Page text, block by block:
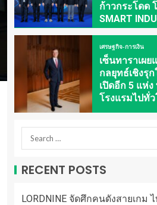
ก้าวกระโดด
SMART
เศรษฐกิจ-การเงิน
เซ็นทาราเผ
กลยุทธ์เชิงรุ
เปิดอีก 5 แห่
โรงแรมไปทั่
RECENT POSTS
LORDNINE จัดศึกคนดังสายเกม